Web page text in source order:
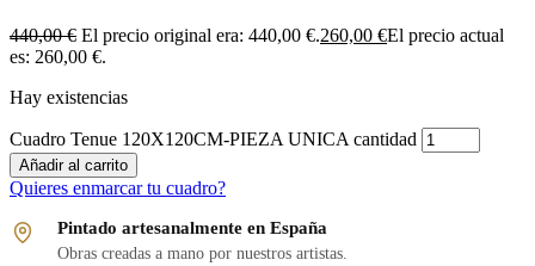
440,00€ El precio original era: 440,00 €.260,00 €El precio actual
es: 260,00 €.
Hay existencias
Cuadro Tenue 120X120CM-PIEZA UNICA cantidad
Añadir al carrito
Quieres enmarcar tu cuadro?
Pintado artesanalmente en España
Obras creadas a mano por nuestros artistas.